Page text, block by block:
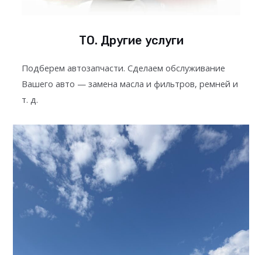
ТО. Другие услуги
Подберем автозапчасти. Сделаем обслуживание
Вашего авто — замена масла и фильтров, ремней и
т. д.